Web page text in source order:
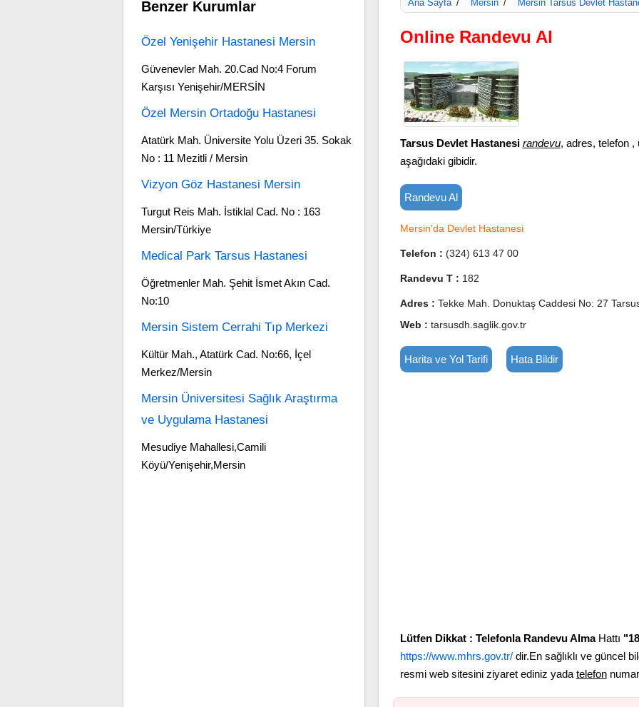
Ana Sayfa / Mersin / Mersin Tarsus Devlet
Online Randevu Al
Tarsus Devlet Hastanesi randevu, adres, telefon ,
aşağıdaki gibidir.
Randevu Al
Mersin'da Devlet Hastanesi
Telefon : (324) 613 47 00
Randevu T : 182
Adres : Tekke Mah. Donuktaş Caddesi No: 27
Web : tarsusdh.saglik.gov.tr
Harita ve Yol Tarifi Hata Bildir
Lütfen Dikkat : Telefonla Randevu AlmaHattı
https://www.mhrs.gov.tr/dir.En sağlıklı ve güncel
resmi web sitesini ziyaret ediniz yada telefon
Benzer Kurumlar
Özel Yenişehir Hastanesi Mersin
Güvenevler Mah. 20.Cad No:4 Forum
Karşısı Yenişehir/MERSİN
Özel Mersin Ortadoğu Hastanesi
Atatürk Mah. Üniversite Yolu Üzeri 35. Sokak
No : 11 Mezitli / Mersin
Vizyon Göz Hastanesi Mersin
Turgut Reis Mah. İstiklal Cad. No : 163
Mersin/Türkiye
Medical Park Tarsus Hastanesi
Öğretmenler Mah. Şehit İsmet Akın Cad.
No:10
Mersin Sistem Cerrahi Tıp Merkezi
Kültür Mah., Atatürk Cad. No:66, İçel
Merkez/Mersin
Mersin Üniversitesi Sağlık Araştırma
ve Uygulama Hastanesi
Mesudiye Mahallesi,Camili
Köyü/Yenişehir,Mersin